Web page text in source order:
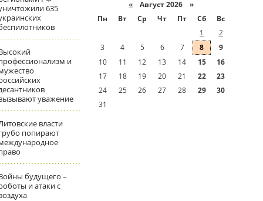
635
и
уважение
власти
попирают
будущего –
и атаки с
« Август 2026 »
Пн
Вт Ср Чт Пт Сб
Вс
1
2
3
4 5 6 7 8
9
10
11 12 13 14 15
16
17
18 19 20 21 22
23
24
25 26 27 28 29
30
31